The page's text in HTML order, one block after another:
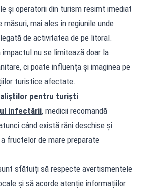
și operatorii din turism resimt imediat
mai ales în regiunile unde
de activitatea de pe litoral.
impactul nu se limitează doar la
ci poate influența și imaginea pe
turistice afectate.
pentru turiști
infectării, medicii recomandă
când există răni deschise și
fructelor de mare preparate
sfătuiți să respecte avertismentele
și să acorde atenție informațiilor